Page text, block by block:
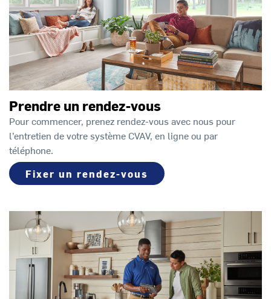
Prendre un rendez-vous
Pour commencer, prenez rendez-vous avec nous pour
l’entretien de votre système CVAV, en ligne ou par
téléphone.
Fixer un rendez-vous